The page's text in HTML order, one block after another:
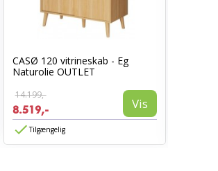
CASØ 120 vitrineskab - Eg
Naturolie OUTLET
14.199,-
8.519,- Vis
Tilgængelig